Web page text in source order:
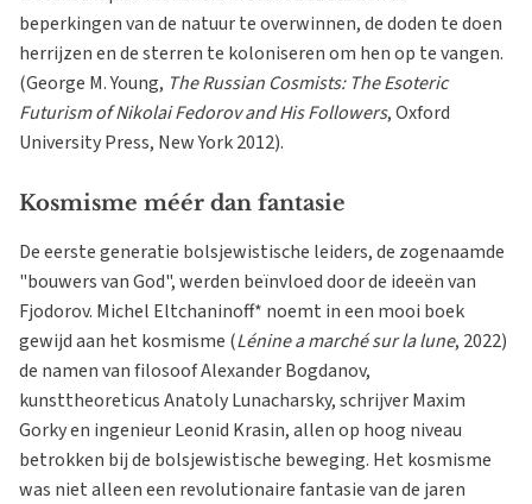
beperkingen van de natuur te overwinnen, de doden te doen
herrijzen en de sterren te koloniseren om hen op te vangen.
(George M. Young, The Russian Cosmists: The Esoteric
Futurism of Nikolai Fedorov and His Followers, Oxford
University Press, New York 2012).
Kosmisme méér dan fantasie
De eerste generatie bolsjewistische leiders, de zogenaamde
"bouwers van God", werden beïnvloed door de ideeën van
Fjodorov. Michel Eltchaninoff* noemt in een mooi boek
gewijd aan het kosmisme (Lénine a marché sur la lune, 2022)
de namen van filosoof Alexander Bogdanov,
kunsttheoreticus Anatoly Lunacharsky, schrijver Maxim
Gorky en ingenieur Leonid Krasin, allen op hoog niveau
betrokken bij de bolsjewistische beweging. Het kosmisme
was niet alleen een revolutionaire fantasie van de jaren